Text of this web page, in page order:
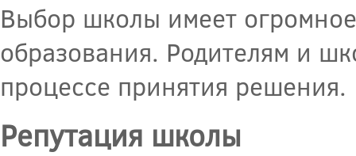
Выбор школы имеет
образования. Родителям и
процессе принятия решения.
Репутация школы